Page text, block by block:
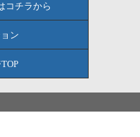
コチラから
ン